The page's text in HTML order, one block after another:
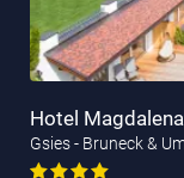
Hotel
Gsies - Bruneck &